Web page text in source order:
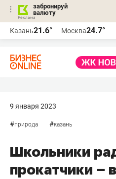
забронируй
валюту
Казань21.6° Москва24.7°
9 января 2023
#природа #казань
Школьники
прокатчики –